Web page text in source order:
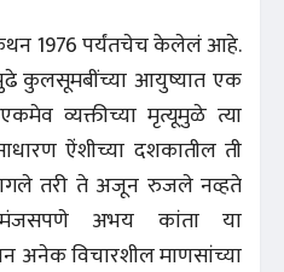
1976 पर्यंतचेच केलेलं आहे.
पुढे कुलसूमबींच्या आयुष्यात एक
व्यक्तीच्या मृत्यूमुळे त्या
ऐंशीच्या दशकातील ती
लागले तरी ते अजून रुजले नव्हते
अभय कांता या
अनेक विचारशील माणसांच्या